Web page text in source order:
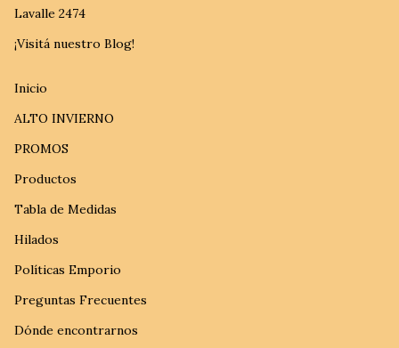
Lavalle 2474
¡Visitá nuestro Blog!
Inicio
ALTO INVIERNO
PROMOS
Productos
Tabla de Medidas
Hilados
Políticas Emporio
Preguntas Frecuentes
Dónde encontrarnos